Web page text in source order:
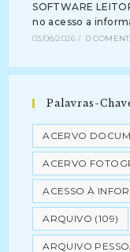
SOFTWARE
no acesso a
03/08/2026 / 0
Palavras-
ACERVO
ACERVO
ACESSO À
ARQUIVO (109)
ARQUIVO